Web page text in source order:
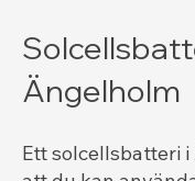
Ängelholm
Ett solcellsbatteri